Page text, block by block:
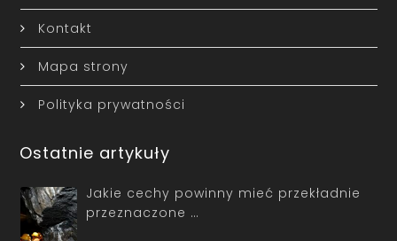
Kontakt
Mapa strony
Polityka prywatności
Ostatnie artykuły
Jakie cechy powinny mieć przekładnie
przeznaczone …